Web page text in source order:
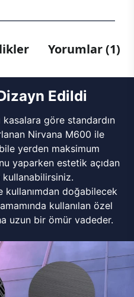
Yorumlar (1)
Edildi
kasalara göre standardın
Nirvana M600 ile
yerden maksimum
yaparken estetik açıdan
kullanımdan doğabilecek
kullanılan özel
uzun bir ömür vadeder.